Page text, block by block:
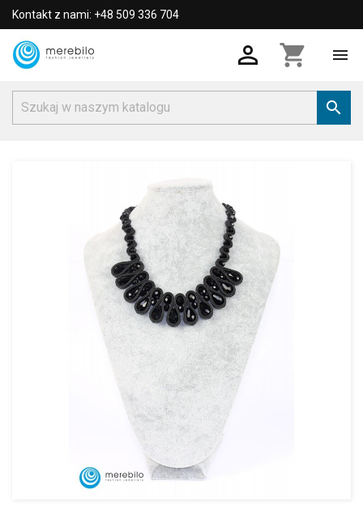
Kontakt z nami: +48 509 336 704
 shopping_cart 
